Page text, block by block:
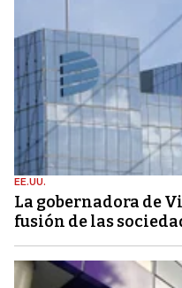
EE.UU.
La gobernadora de
fusión de las